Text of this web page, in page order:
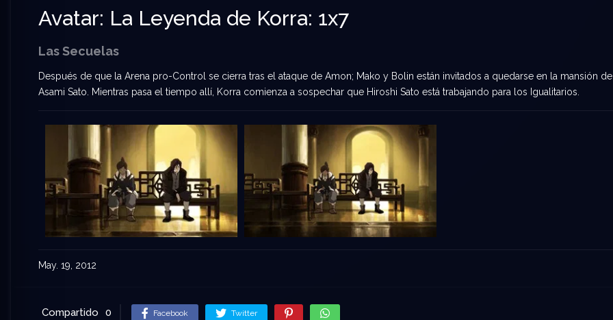
Avatar: La Leyenda de Korra: 1x7
Las Secuelas
Después de que la Arena pro-Control se cierra tras el ataque de Amon; Mako y Bolin están invitados a quedarse en la mansión de
Asami Sato. Mientras pasa el tiempo allí, Korra comienza a sospechar que Hiroshi Sato está trabajando para los Igualitarios.
May. 19, 2012
Compartido 0 Facebook Twitter